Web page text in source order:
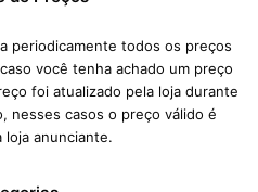
periodicamente todos os preços
você tenha achado um preço
foi atualizado pela loja durante
nesses casos o preço válido é
loja anunciante.